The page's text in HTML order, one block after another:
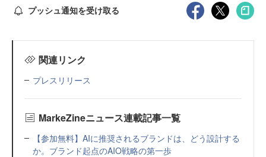
プッシュ通知を受け取る
関連リンク
プレスリリース
MarkeZineニュース連載記事一覧
【参加無料】AIに推奨されるブランドは、どう設計する
か。ブランド起点のAIO戦略の第一歩